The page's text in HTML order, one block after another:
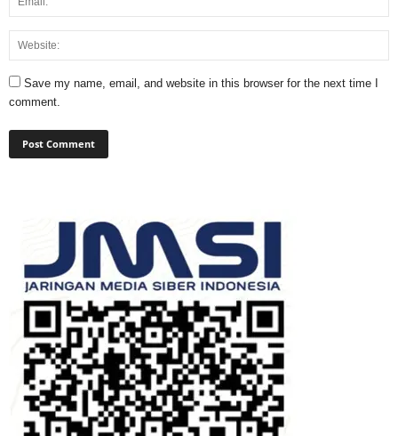
Save my name, email, and website in this browser for the next time I
comment.